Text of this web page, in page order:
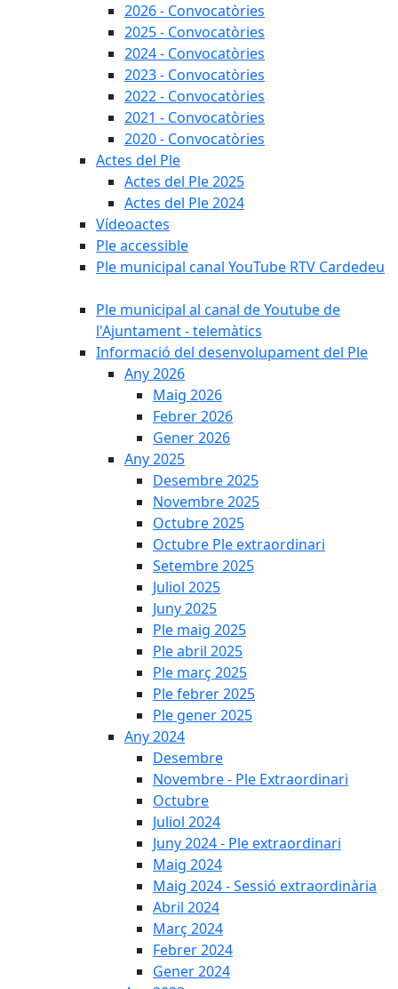
2026 - Convocatòries
2025 - Convocatòries
2024 - Convocatòries
2023 - Convocatòries
2022 - Convocatòries
2021 - Convocatòries
2020 - Convocatòries
Actes del Ple
Actes del Ple 2025
Actes del Ple 2024
Vídeoactes
Ple accessible
Ple municipal canal YouTube RTV Cardedeu
Ple municipal al canal de Youtube de
l'Ajuntament - telemàtics
Informació del desenvolupament del Ple
Any 2026
Maig 2026
Febrer 2026
Gener 2026
Any 2025
Desembre 2025
Novembre 2025
Octubre 2025
Octubre Ple extraordinari
Setembre 2025
Juliol 2025
Juny 2025
Ple maig 2025
Ple abril 2025
Ple març 2025
Ple febrer 2025
Ple gener 2025
Any 2024
Desembre
Novembre - Ple Extraordinari
Octubre
Juliol 2024
Juny 2024 - Ple extraordinari
Maig 2024
Maig 2024 - Sessió extraordinària
Abril 2024
Març 2024
Febrer 2024
Gener 2024